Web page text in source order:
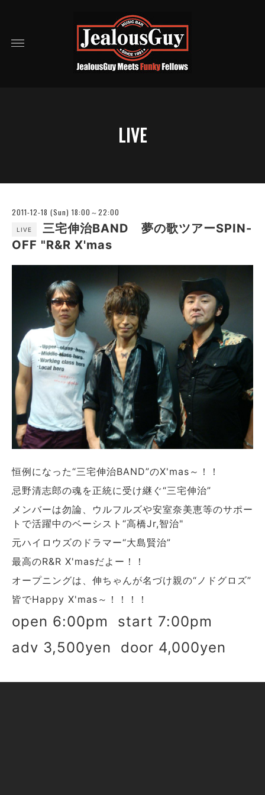
LIVE
2011-12-18 (Sun) 18:00～22:00
LIVE
三宅伸治BAND 夢の歌ツアーSPIN-
OFF "R&R X'mas
恒例になった“三宅伸治BAND”のX'mas～！！
忌野清志郎の魂を正統に受け継ぐ“三宅伸治”
メンバーは勿論、ウルフルズや安室奈美恵等のサポー
トで活躍中のベーシスト“高橋Jr,智治"
元ハイロウズのドラマー“大島賢治”
最高のR&R X'masだよー！！
オープニングは、伸ちゃんが名づけ親の“ノドグロズ”
皆でHappy X'mas～！！！！
open 6:00pm start 7:00pm
adv 3,500yen door 4,000yen